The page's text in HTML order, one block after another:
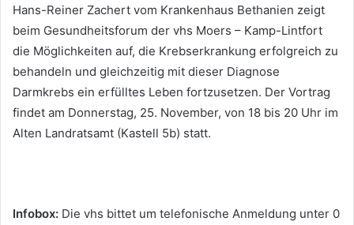
Hans-Reiner Zachert vom Krankenhaus Bethanien zeigt
beim Gesundheitsforum der vhs Moers – Kamp-Lintfort
die Möglichkeiten auf, die Krebserkrankung erfolgreich zu
behandeln und gleichzeitig mit dieser Diagnose
Darmkrebs ein erfülltes Leben fortzusetzen. Der Vortrag
findet am Donnerstag, 25. November, von 18 bis 20 Uhr im
Alten Landratsamt (Kastell 5b) statt.
Infobox: Die vhs bittet um telefonische Anmeldung unter 0